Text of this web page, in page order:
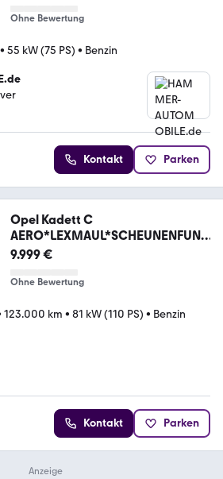
Ohne Bewertung
• 55 kW (75 PS) • Benzin
Kontakt Parken
Opel Kadett C
AERO*LEXMAUL*SCHEUNENFUND
aus 70er
9.999 €
Ohne Bewertung
123.000 km • 81 kW (110 PS) • Benzin
Kontakt Parken